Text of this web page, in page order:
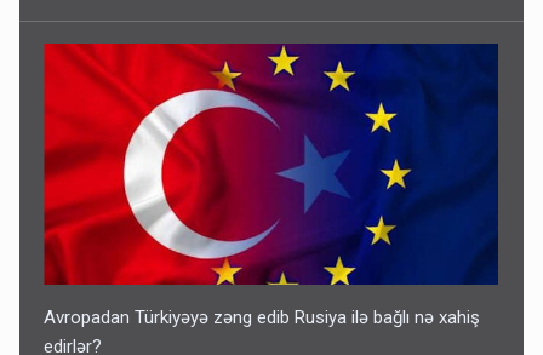
Avropadan Türkiyəyə zəng edib Rusiya ilə bağlı nə xahiş
edirlər?